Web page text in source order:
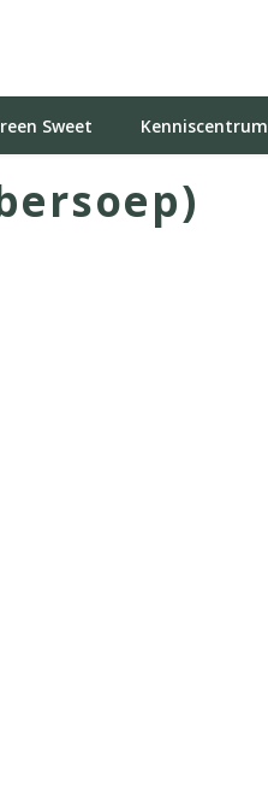
Sweet Kenniscentrum